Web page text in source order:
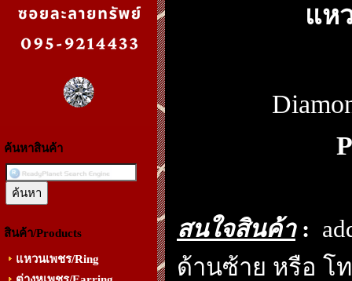
ค้นหาสินค้า
สินค้า/Products
แหวนเพชร/Ring
แห
สนใจสินค้า :
ด้านซ้าย หรือ โ